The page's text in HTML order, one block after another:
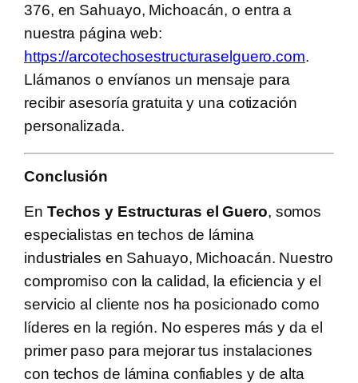
376, en Sahuayo, Michoacán, o entra a
nuestra página web:
https://arcotechosestructuraselguero.com.
Llámanos o envíanos un mensaje para
recibir asesoría gratuita y una cotización
personalizada.
Conclusión
En Techos y Estructuras el Guero, somos
especialistas en techos de lámina
industriales en Sahuayo, Michoacán. Nuestro
compromiso con la calidad, la eficiencia y el
servicio al cliente nos ha posicionado como
líderes en la región. No esperes más y da el
primer paso para mejorar tus instalaciones
con techos de lámina confiables y de alta